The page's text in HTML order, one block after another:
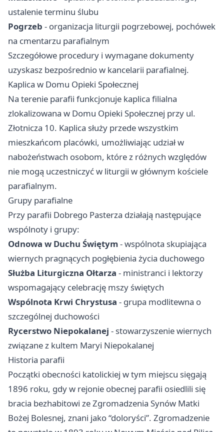
ustalenie terminu ślubu
Pogrzeb - organizacja liturgii pogrzebowej, pochówek
na cmentarzu parafialnym
Szczegółowe procedury i wymagane dokumenty
uzyskasz bezpośrednio w kancelarii parafialnej.
Kaplica w Domu Opieki Społecznej
Na terenie parafii funkcjonuje kaplica filialna
zlokalizowana w Domu Opieki Społecznej przy ul.
Złotnicza 10. Kaplica służy przede wszystkim
mieszkańcom placówki, umożliwiając udział w
nabożeństwach osobom, które z różnych względów
nie mogą uczestniczyć w liturgii w głównym kościele
parafialnym.
Grupy parafialne
Przy parafii Dobrego Pasterza działają następujące
wspólnoty i grupy:
Odnowa w Duchu Świętym- wspólnota skupiająca
wiernych pragnących pogłębienia życia duchowego
Służba Liturgiczna Ołtarza - ministranci i lektorzy
wspomagający celebrację mszy świętych
Wspólnota Krwi Chrystusa - grupa modlitewna o
szczególnej duchowości
Rycerstwo Niepokalanej - stowarzyszenie wiernych
związane z kultem Maryi Niepokalanej
Historia parafii
Początki obecności katolickiej w tym miejscu sięgają
1896 roku, gdy w rejonie obecnej parafii osiedlili się
bracia bezhabitowi ze Zgromadzenia Synów Matki
Bożej Bolesnej, znani jako “doloryści”. Zgromadzenie